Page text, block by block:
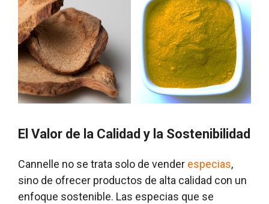
El Valor de la Calidad y la Sostenibilidad
Cannelle no se trata solo de vender especias,
sino de ofrecer productos de alta calidad con un
enfoque sostenible. Las especias que se